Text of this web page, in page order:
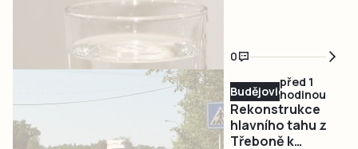
odpoledne ocitla
bez vody zhruba
třetina města v
severní části
Tábora, je
vyřešena. Jak nyní
0
Budějovicko
před 1
hodinou
Rekonstrukce
hlavního tahu z
Třeboně k